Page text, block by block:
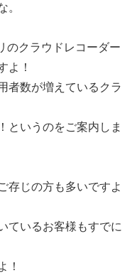
。
のクラウドレコーダー
よ！
者数が増えているクラ
というのをご案内しま
存じの方も多いですよ
ているお客様もすでに
！